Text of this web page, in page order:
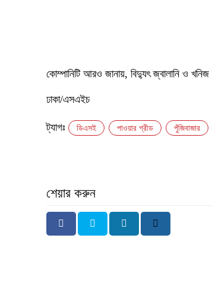
কোম্পানিটি আরও জানায়, বিদ্যুৎ জ্বালানি ও
ঢাকা/এসএইচ
ট্যাগঃ ডিএসই পাওয়ার গ্রীড পুঁজিবাজার
শেয়ার করুন